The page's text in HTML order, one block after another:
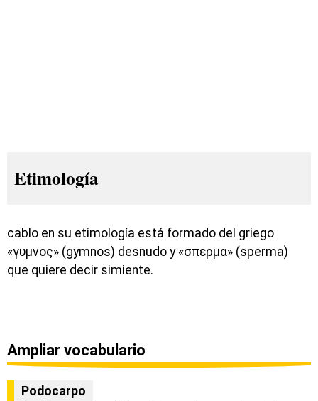
Etimología
cablo en su etimología está formado del griego
«γυμνος» (gymnos) desnudo y «σπερμα» (sperma)
que quiere decir simiente.
Ampliar vocabulario
Podocarpo